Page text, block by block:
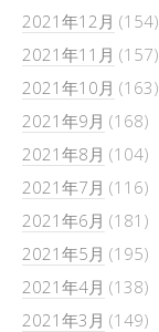
2021年12月 (154)
2021年11月 (157)
2021年10月 (163)
2021年9月 (168)
2021年8月 (104)
2021年7月 (116)
2021年6月 (181)
2021年5月 (195)
2021年4月 (138)
2021年3月 (149)